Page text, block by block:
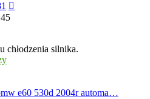
chłodzenia silnika.
e60 530d 2004r automa…